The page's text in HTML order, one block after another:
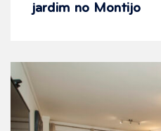
jardim no Montijo